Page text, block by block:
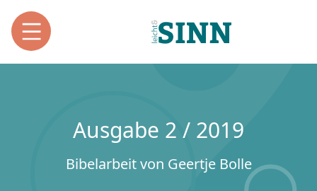
Ausgabe 2 / 2019
Bibelarbeit von Geertje Bolle